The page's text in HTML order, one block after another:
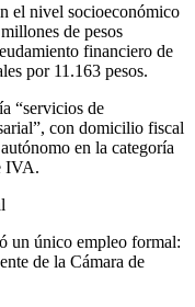
el nivel socioeconómico
de pesos
financiero de
por 11.163 pesos.
“servicios de
con domicilio fiscal
en la categoría
IVA.
un único empleo formal:
de la Cámara de